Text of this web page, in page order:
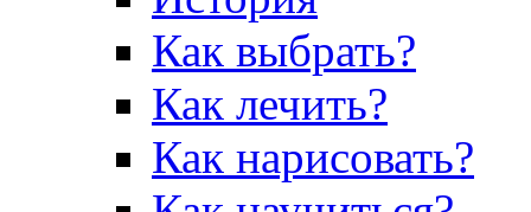
Как выбрать?
Как лечить?
Как нарисовать?